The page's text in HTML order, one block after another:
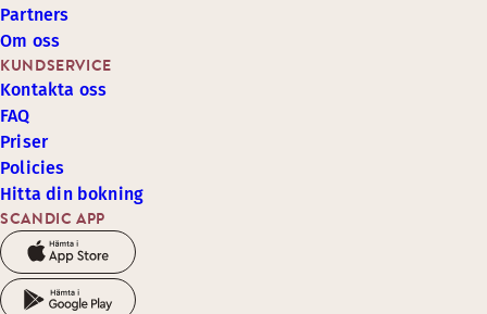
SCANDIC APP
KUNDSERVICE
Kontakta oss
FAQ
Priser
Policies
Hitta din bokning
Partners
Om oss